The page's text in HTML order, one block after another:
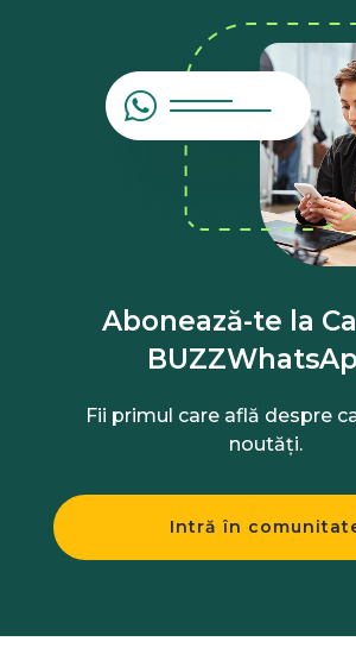
Abonează-te la
Fii primul care află despre
noutăți.
Intră în